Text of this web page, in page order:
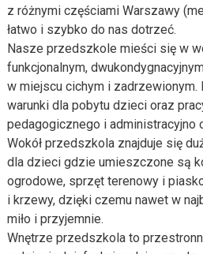
z różnymi częściami Warszawy
łatwo i szybko do nas dotrzeć.
Nasze przedszkole mieści się w
funkcjonalnym,
w miejscu cichym i zadrzewionym.
warunki dla pobytu dzieci oraz
pedagogicznego i administracyjno
Wokół przedszkola znajduje się
dla dzieci gdzie umieszczone są
ogrodowe, sprzęt terenowy i
i krzewy, dzięki czemu nawet w
miło i przyjemnie.
Wnętrze przedszkola to